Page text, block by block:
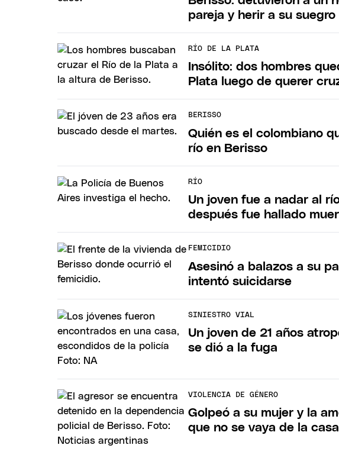
pareja y herir a su
RÍO DE LA PLATA
Insólito: dos hombres
Plata luego de querer
BERISSO
Quién es el colombiano
río en Berisso
RÍO
Un joven fue a nadar al
después fue hallado
FEMICIDIO
Asesinó a balazos a su
intentó suicidarse
SINIESTRO VIAL
Un joven de 21 años
se dió a la fuga
VIOLENCIA DE GÉNERO
Golpeó a su mujer y la
que no se vaya de la casa